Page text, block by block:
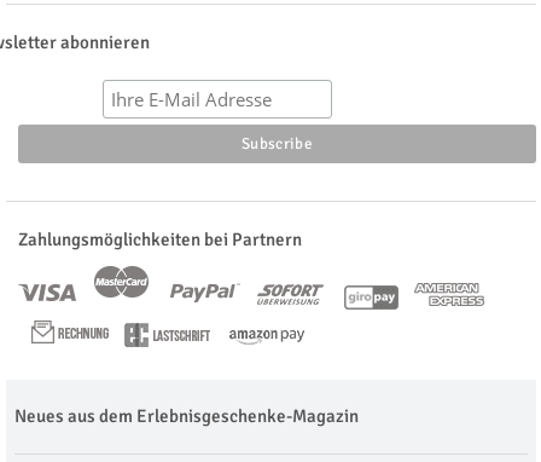
abonnieren
Zahlungsmöglichkeiten bei Partnern
Neues aus dem Erlebnisgeschenke-Magazin